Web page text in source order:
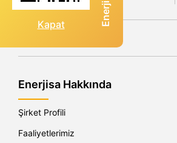
Enerjisa Hakkında
Şirket Profili
Faaliyetlerimiz
Kapat